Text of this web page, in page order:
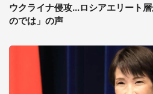
ウクライナ侵攻...ロシアエリート
のでは」の声